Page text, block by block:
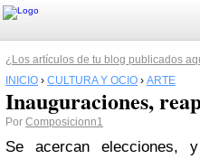
¿Los artículos de tu blog publicados
INICIO › CULTURA Y OCIO › ARTE
Inauguraciones,
Por Composicionn1
Se acercan elecciones,